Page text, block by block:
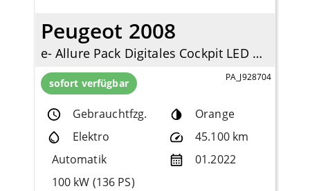
Peugeot 2008
e- Allure Pack Digitales Cockpit LED Apple CarPlay Android Auto Klimaautom Fahrerprofil
sofort verfügbar PA_J928704
Gebrauchtfzg.
Orange
Elektro
45.100 km
Automatik
01.2022
100 kW (136 PS)